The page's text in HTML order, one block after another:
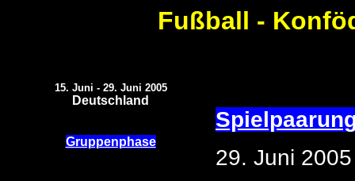
Fußball -
15. Juni - 29. Juni 2005
Deutschland
Gruppenphase
29. Juni